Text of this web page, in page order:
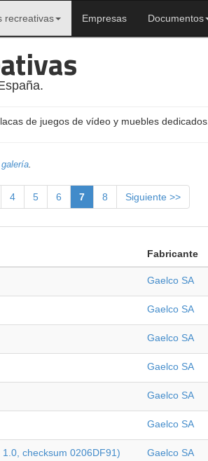
recreativas Empresas Documentos
de juegos de vídeo y muebles dedicados.
galería.
4 5 6 7 8 Siguiente >>
Fabricante
Gaelco SA
Gaelco SA
Gaelco SA
Gaelco SA
Gaelco SA
Gaelco SA
checksum 0206DF91) Gaelco SA